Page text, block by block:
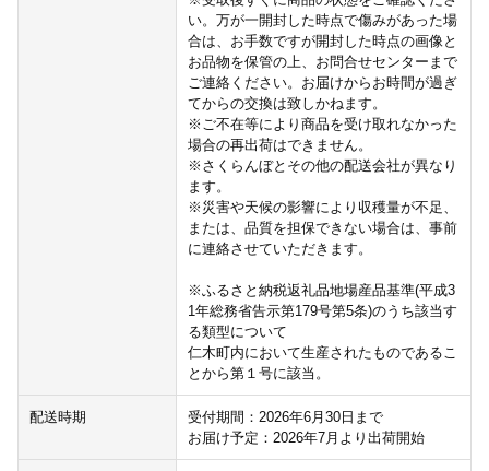
い。万が一開封した時点で傷みがあった場
合は、お手数ですが開封した時点の画像と
お品物を保管の上、お問合せセンターまで
ご連絡ください。お届けからお時間が過ぎ
てからの交換は致しかねます。
※ご不在等により商品を受け取れなかった
場合の再出荷はできません。
※さくらんぼとその他の配送会社が異なり
ます。
※災害や天候の影響により収穫量が不足、
または、品質を担保できない場合は、事前
に連絡させていただきます。
※ふるさと納税返礼品地場産品基準(平成3
1年総務省告示第179号第5条)のうち該当す
る類型について
仁木町内において生産されたものであるこ
とから第１号に該当。
配送時期
受付期間：2026年6月30日まで
お届け予定：2026年7月より出荷開始